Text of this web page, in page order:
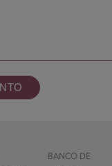
BANCO DE